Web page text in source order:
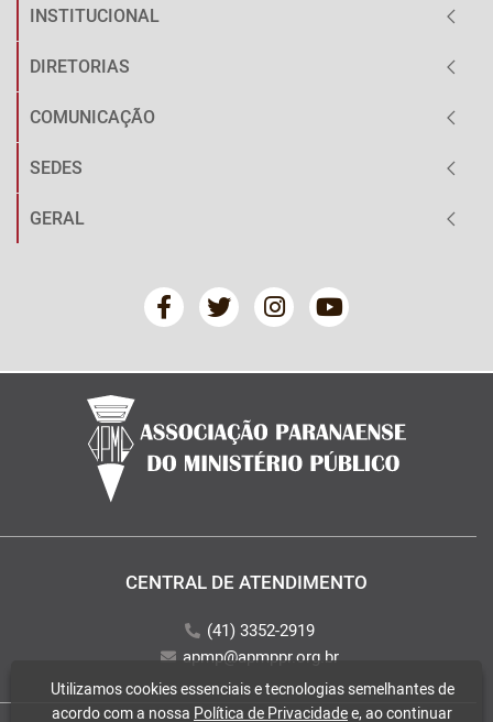
INSTITUCIONAL
DIRETORIAS
COMUNICAÇÃO
SEDES
GERAL
CENTRAL DE ATENDIMENTO
(41) 3352-2919
apmp@apmppr.org.br
Utilizamos cookies essenciais e tecnologias semelhantes de
acordo com a nossa Política de Privacidadee, ao continuar